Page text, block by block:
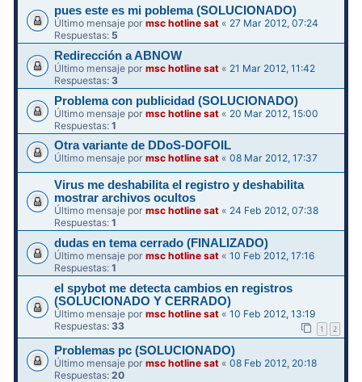
pues este es mi poblema (SOLUCIONADO)
Último mensaje pormsc hotline sat « 27 Mar 2012, 07:24
Respuestas: 5
Redirección a ABNOW
Último mensaje pormsc hotline sat « 21 Mar 2012, 11:42
Respuestas: 3
Problema con publicidad (SOLUCIONADO)
Último mensaje pormsc hotline sat « 20 Mar 2012, 15:00
Respuestas:1
Otra variante de DDoS-DOFOIL
Último mensaje pormsc hotline sat «08 Mar 2012, 17:37
Virus me deshabilita el registro y deshabilita
mostrar archivos ocultos
Último mensaje pormsc hotline sat « 24 Feb 2012, 07:38
Respuestas:1
dudas en tema cerrado (FINALIZADO)
Último mensaje pormsc hotline sat «10 Feb 2012, 17:16
Respuestas:1
el spybot me detecta cambios en registros
(SOLUCIONADO Y CERRADO)
Último mensaje pormsc hotline sat «10 Feb 2012, 13:19
Respuestas:33 1 2
Problemas pc (SOLUCIONADO)
Último mensaje pormsc hotline sat «08 Feb 2012, 20:18
Respuestas:20